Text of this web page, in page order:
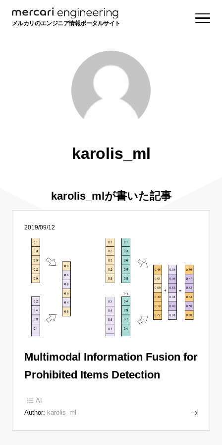
メルカリのエンジニア情報ポータルサイト
karolis_ml
karolis_mlが書いた記事
2019/09/12
Multimodal Information Fusion for
Prohibited Items Detection
AI
Author: karolis_ml